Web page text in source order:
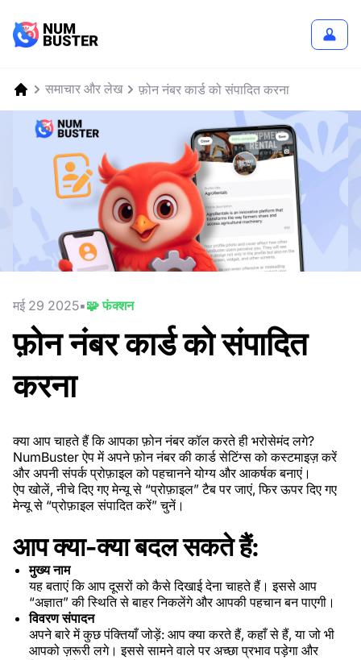
समाचार और लेख फ़ोन नंबर कार्ड को संपादित करना
मई 29 2025 🧩 फंक्शन
फ़ोन नंबर कार्ड को संपादित
करना
क्या आप चाहते हैं कि आपका फ़ोन नंबर कॉल करते ही भरोसेमंद लगे?
NumBuster ऐप में अपने फ़ोन नंबर की कार्ड सेटिंग्स को कस्टमाइज़ करें
और अपनी संपर्क प्रोफ़ाइल को पहचानने योग्य और आकर्षक बनाएं।
ऐप खोलें, नीचे दिए गए मेन्यू से “प्रोफ़ाइल” टैब पर जाएं, फिर ऊपर दिए गए
मेन्यू से “प्रोफ़ाइल संपादित करें” चुनें।
आप क्या-क्या बदल सकते हैं:
मुख्य नाम
यह बताएं कि आप दूसरों को कैसे दिखाई देना चाहते हैं। इससे आप
“अज्ञात” की स्थिति से बाहर निकलेंगे और आपकी पहचान बन पाएगी।
विवरण संपादन
अपने बारे में कुछ पंक्तियाँ जोड़ें: आप क्या करते हैं, कहाँ से हैं, या जो भी
आपको ज़रूरी लगे। इससे सामने वाले पर अच्छा प्रभाव पड़ेगा और